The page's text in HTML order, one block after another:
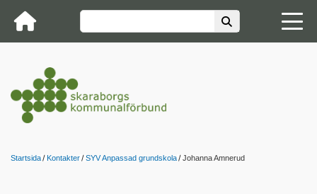
Startsida Kontakter SYV Anpassad grundskola Johanna Amnerud